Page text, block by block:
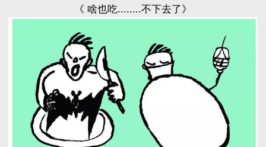
《 啥也吃........不下去了》